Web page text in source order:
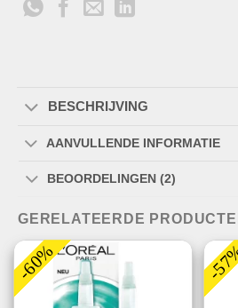
BESCHRIJVING
AANVULLENDE INFORMATIE
BEOORDELINGEN (2)
GERELATEERDE
-60% -